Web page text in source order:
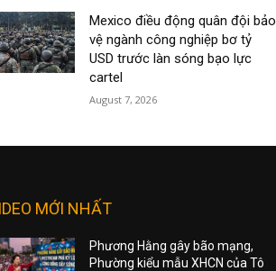
Mexico điều động quân đội bảo
vệ ngành công nghiệp bơ tỷ
USD trước làn sóng bạo lực
cartel
August 7, 2026
MỚI NHẤT
Phương Hằng gây bão mạng,
Phường kiểu mẫu XHCN của Tô